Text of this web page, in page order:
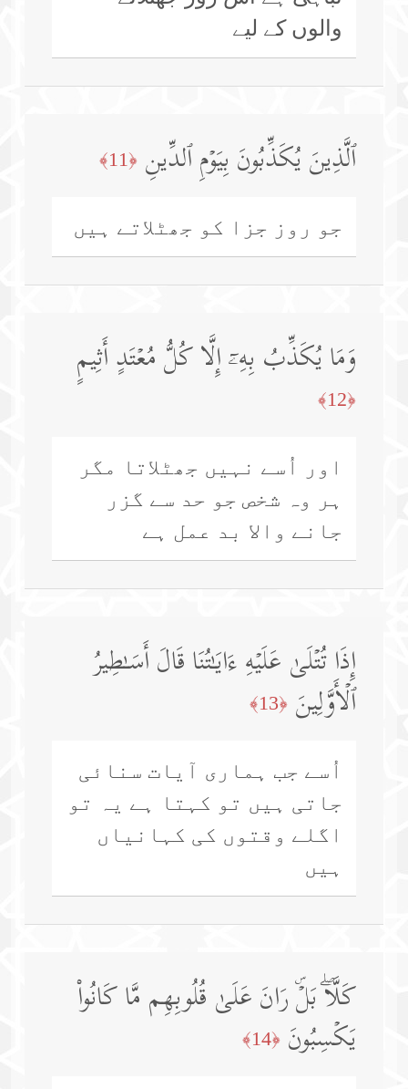
والوں کے لیے
ٱلَّذِینَ یُكَذِّبُونَ بِیَوۡمِ ٱلدِّینِ ﴿11﴾
جو روز جزا کو جھٹلاتے ہیں
وَمَا یُكَذِّبُ بِهِۦۤ إِلَّا كُلُّ مُعۡتَدٍ أَثِیمٍ
﴿12﴾
اور اُسے نہیں جھٹلاتا مگر
ہر وہ شخص جو حد سے گزر
جانے والا بد عمل ہے
إِذَا تُتۡلَىٰ عَلَیۡهِ ءَایَـٰتُنَا قَالَ أَسَـٰطِیرُ
ٱلۡأَوَّلِینَ ﴿13﴾
اُسے جب ہماری آیات سنائی
جاتی ہیں تو کہتا ہے یہ تو
اگلے وقتوں کی کہانیاں
ہیں
كَلَّاۖ بَلۡۜ رَانَ عَلَىٰ قُلُوبِهِم مَّا كَانُوا۟
یَكۡسِبُونَ ﴿14﴾